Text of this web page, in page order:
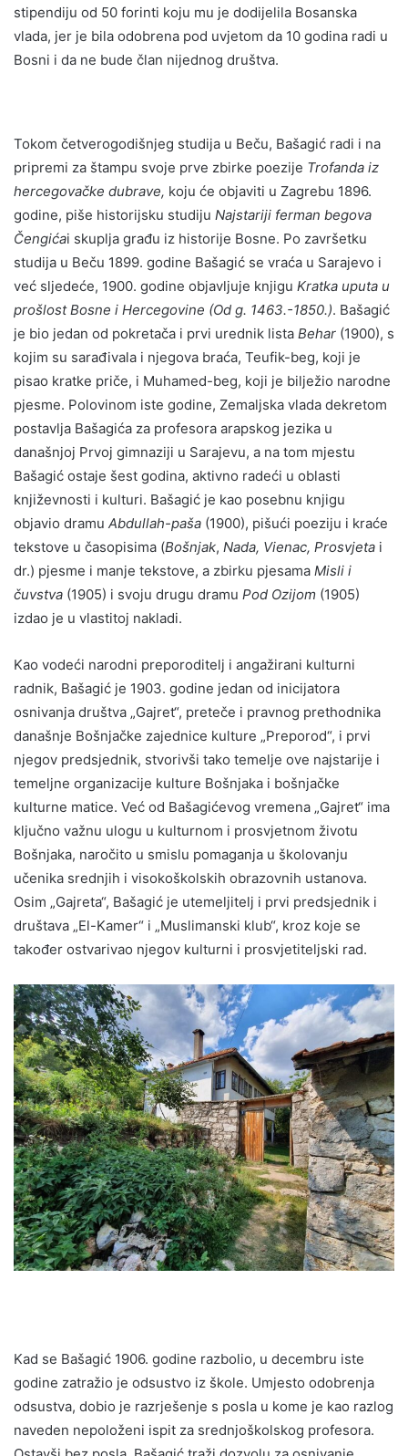
stipendiju od 50 forinti koju mu je dodijelila Bosanska
vlada, jer je bila odobrena pod uvjetom da 10 godina radi u
Bosni i da ne bude član nijednog društva.
Tokom četverogodišnjeg studija u Beču, Bašagić radi i na
pripremi za štampu svoje prve zbirke poezije Trofanda iz
hercegovačke dubrave, koju će objaviti u Zagrebu 1896.
godine, piše historijsku studiju Najstariji ferman begova
Čengićai skuplja građu iz historije Bosne. Po završetku
studija u Beču 1899. godine Bašagić se vraća u Sarajevo i
već sljedeće, 1900. godine objavljuje knjigu Kratka uputa u
prošlost Bosne i Hercegovine (Od g. 1463.-1850.). Bašagić
je bio jedan od pokretača i prvi urednik lista Behar (1900), s
kojim su sarađivala i njegova braća, Teufik-beg, koji je
pisao kratke priče, i Muhamed-beg, koji je bilježio narodne
pjesme. Polovinom iste godine, Zemaljska vlada dekretom
postavlja Bašagića za profesora arapskog jezika u
današnjoj Prvoj gimnaziji u Sarajevu, a na tom mjestu
Bašagić ostaje šest godina, aktivno radeći u oblasti
književnosti i kulturi. Bašagić je kao posebnu knjigu
objavio dramu Abdullah-paša (1900), pišući poeziju i kraće
tekstove u časopisima (Bošnjak, Nada, Vienac, Prosvjeta i
dr.) pjesme i manje tekstove, a zbirku pjesama Misli i
čuvstva (1905) i svoju drugu dramu Pod Ozijom (1905)
izdao je u vlastitoj nakladi.
Kao vodeći narodni preporoditelj i angažirani kulturni
radnik, Bašagić je 1903. godine jedan od inicijatora
osnivanja društva „Gajret“, preteče i pravnog prethodnika
današnje Bošnjačke zajednice kulture „Preporod“, i prvi
njegov predsjednik, stvorivši tako temelje ove najstarije i
temeljne organizacije kulture Bošnjaka i bošnjačke
kulturne matice. Već od Bašagićevog vremena „Gajret“ ima
ključno važnu ulogu u kulturnom i prosvjetnom životu
Bošnjaka, naročito u smislu pomaganja u školovanju
učenika srednjih i visokoškolskih obrazovnih ustanova.
Osim „Gajreta“, Bašagić je utemeljitelj i prvi predsjednik i
društava „El-Kamer“ i „Muslimanski klub“, kroz koje se
također ostvarivao njegov kulturni i prosvjetiteljski rad.
Kad se Bašagić 1906. godine razbolio, u decembru iste
godine zatražio je odsustvo iz škole. Umjesto odobrenja
odsustva, dobio je razrješenje s posla u kome je kao razlog
naveden nepoloženi ispit za srednjoškolskog profesora.